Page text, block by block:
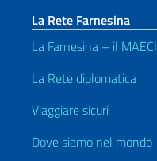
La Rete Farnesina
La Farnesina – il MAECI
La Rete diplomatica
Viaggiare sicuri
Dove siamo nel mondo